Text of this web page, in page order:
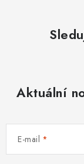
Aktuální
E-mail